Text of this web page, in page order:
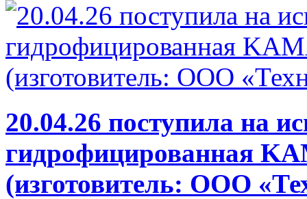
20.04.26 поступила на
гидрофицированная
(изготовитель: ООО